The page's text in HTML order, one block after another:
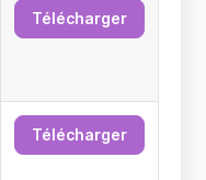
Télécharger
Télécharger